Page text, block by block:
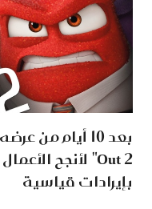
بإيرادات قياسية